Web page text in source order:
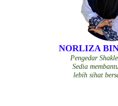
NORLIZA
Pengedar
Sedia
lebih sihat